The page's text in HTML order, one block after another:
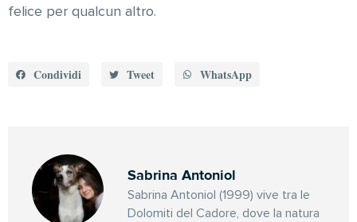
felice per qualcun altro.
Condividi Tweet WhatsApp
Sabrina Antoniol
Sabrina Antoniol (1999) vive tra le
Dolomiti del Cadore, dove la natura